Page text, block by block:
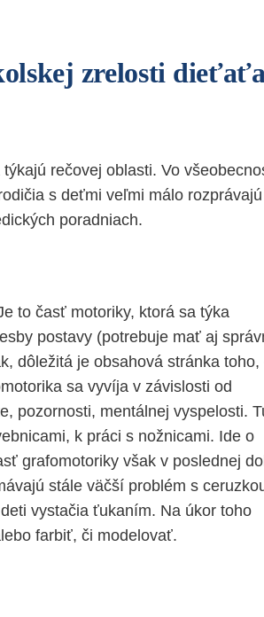
zrelosti dieťaťa
rečovej oblasti. Vo
s deťmi veľmi málo
poradniach.
to časť motoriky, ktorá sa týka
postavy (potrebuje mať aj
dôležitá je obsahová stránka toho,
sa vyvíja v závislosti od
pozornosti, mentálnej vyspelosti.
k práci s nožnicami. Ide o
grafomotoriky však v poslednej
stále väčší problém s
vystačia ťukaním. Na úkor toho
farbiť, či modelovať.